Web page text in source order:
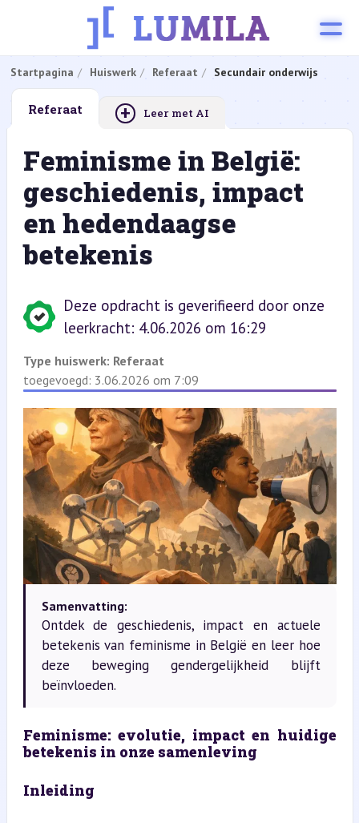
Startpagina Huiswerk Referaat Secundair onderwijs
Referaat + Leer met AI
Feminisme in België:
geschiedenis, impact
en hedendaagse
betekenis
Deze opdracht is geverifieerd door onze
leerkracht: 4.06.2026 om 16:29
Type huiswerk: Referaat
toegevoegd: 3.06.2026 om 7:09
Samenvatting:
Ontdek de geschiedenis, impact en actuele
betekenis van feminisme in België en leer hoe
deze beweging gendergelijkheid blijft
beïnvloeden.
Feminisme: evolutie, impact en huidige
betekenis in onze samenleving
Inleiding